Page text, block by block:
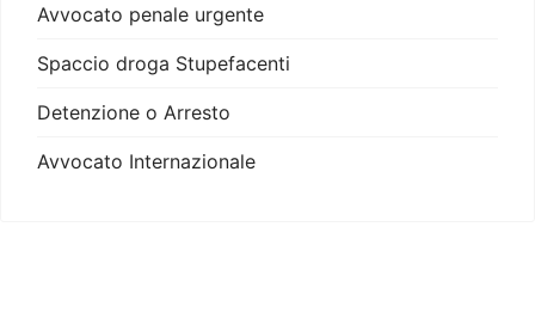
Avvocato penale urgente
Spaccio droga Stupefacenti
Detenzione o Arresto
Avvocato Internazionale